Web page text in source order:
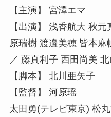
【主演】 宮澤エマ
【出演】 浅香航大 秋
原瑞樹 渡邉美穂 皆本麻
／ 藤真利子 西田尚美
【脚本】 北川亜矢子
【監督】 河原瑶
太田勇(テレビ東京) 松